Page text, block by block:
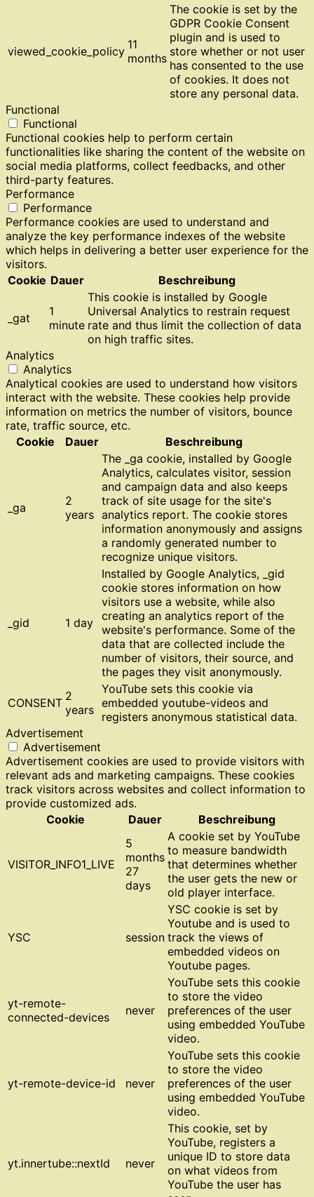
viewed_cookie_policy 11
months
The cookie is set by the
GDPR Cookie Consent
plugin and is used to
store whether or not user
has consented to the use
of cookies. It does not
store any personal data.
Functional
Functional
Functional cookies help to perform certain
functionalities like sharing the content of the website on
social media platforms, collect feedbacks, and other
third-party features.
Performance
Performance
Performance cookies are used to understand and
analyze the key performance indexes of the website
which helps in delivering a better user experience for the
visitors.
Cookie Dauer Beschreibung
_gat
1
minute
This cookie is installed by Google
Universal Analytics to restrain request
rate and thus limit the collection of data
on high traffic sites.
Analytics
Analytics
Analytical cookies are used to understand how visitors
interact with the website. These cookies help provide
information on metrics the number of visitors, bounce
rate, traffic source, etc.
Cookie
Dauer Beschreibung
_ga
2
years
The _ga cookie, installed by Google
Analytics, calculates visitor, session
and campaign data and also keeps
track of site usage for the site's
analytics report. The cookie stores
information anonymously and assigns
a randomly generated number to
recognize unique visitors.
_gid 1 day
Installed by Google Analytics, _gid
cookie stores information on how
visitors use a website, while also
creating an analytics report of the
website's performance. Some of the
data that are collected include the
number of visitors, their source, and
the pages they visit anonymously.
CONSENT 2
years
YouTube sets this cookie via
embedded youtube-videos and
registers anonymous statistical data.
Advertisement
Advertisement
Advertisement cookies are used to provide visitors with
relevant ads and marketing campaigns. These cookies
track visitors across websites and collect information to
provide customized ads.
Cookie
Dauer Beschreibung
VISITOR_INFO1_LIVE
5
months
27
days
A cookie set by YouTube
to measure bandwidth
that determines whether
the user gets the new or
old player interface.
YSC session
YSC cookie is set by
Youtube and is used to
track the views of
embedded videos on
Youtube pages.
yt-remote-
connected-devices
never
YouTube sets this cookie
to store the video
preferences of the user
using embedded YouTube
video.
yt-remote-device-id never
YouTube sets this cookie
to store the video
preferences of the user
using embedded YouTube
video.
yt.innertube::nextId never
This cookie, set by
YouTube, registers a
unique ID to store data
on what videos from
YouTube the user has